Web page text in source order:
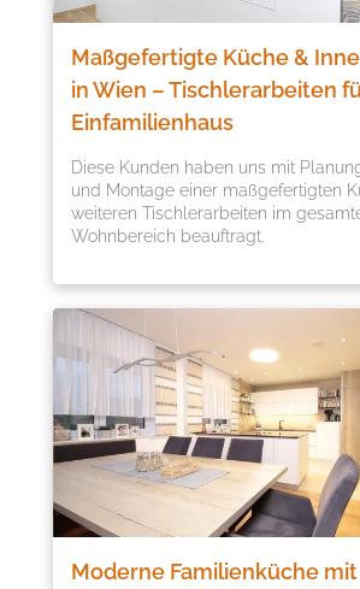
Maßgefertigte Küche &
in Wien – Tischlerarbeiten
Einfamilienhaus
Diese Kunden haben uns mit
und Montage einer maßgefertigten
weiteren Tischlerarbeiten im
Wohnbereich beauftragt.
Moderne Familienküche mit